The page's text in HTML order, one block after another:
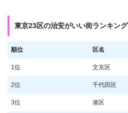
東京23区の治安がいい街ランキング
順位 区名
1位 文京区
2位 千代田区
3位 港区